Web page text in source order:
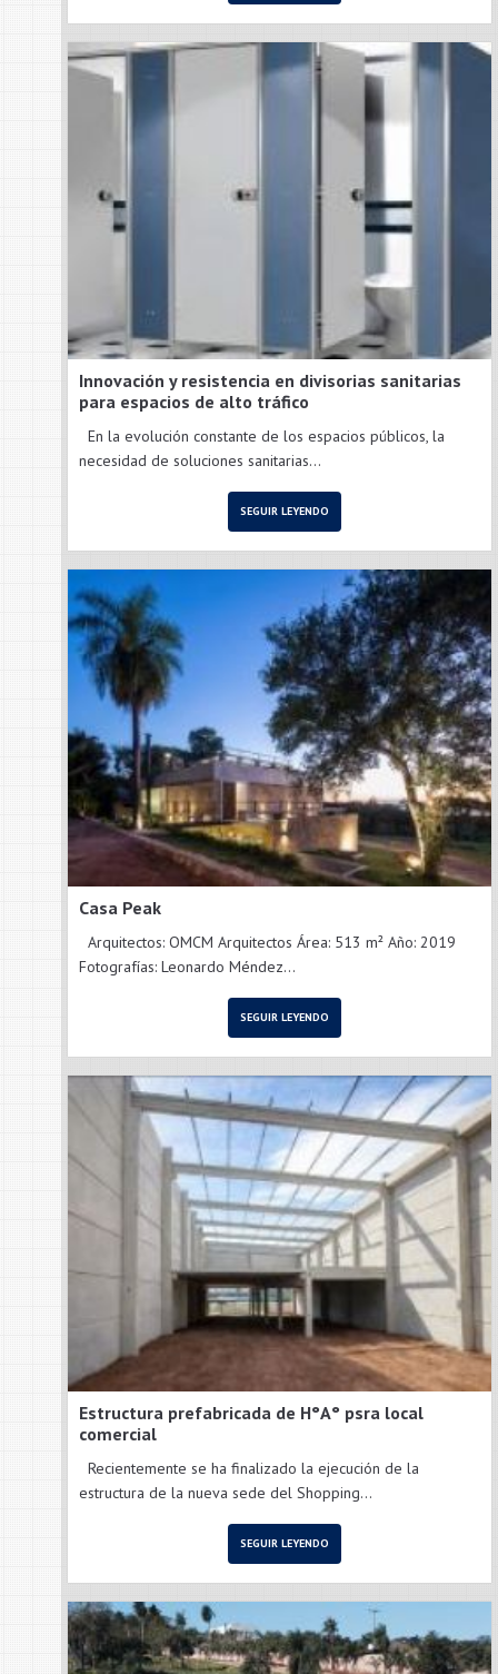
Innovación y resistencia en divisorias sanitarias
para espacios de alto tráfico
En la evolución constante de los espacios públicos, la
necesidad de soluciones sanitarias...
SEGUIR LEYENDO
Casa Peak
Arquitectos: OMCM Arquitectos Área: 513 m² Año: 2019
Fotografías: Leonardo Méndez...
SEGUIR LEYENDO
Estructura prefabricada de H°A° psra local
comercial
Recientemente se ha finalizado la ejecución de la
estructura de la nueva sede del Shopping...
SEGUIR LEYENDO